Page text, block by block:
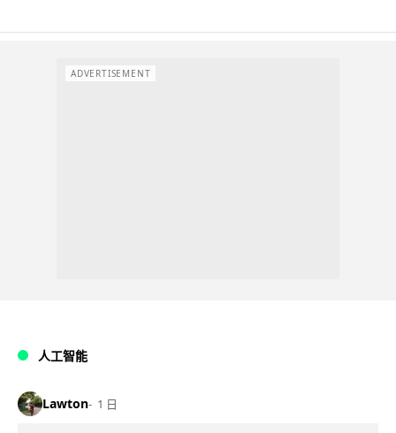
ADVERTISEMENT
人工智能
Lawton 1 日